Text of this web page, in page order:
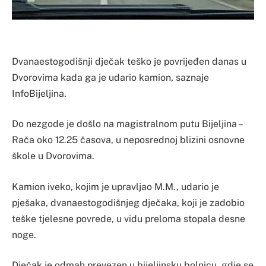
Dvanaestogodišnji dječak teško je povrijeđen danas u
Dvorovima kada ga je udario kamion, saznaje
InfoBijeljina.
Do nezgode je došlo na magistralnom putu Bijeljina –
Rača oko 12.25 časova, u neposrednoj blizini osnovne
škole u Dvorovima.
Kamion iveko, kojim je upravljao M.M., udario je
pješaka, dvanaestogodišnjeg dječaka, koji je zadobio
teške tjelesne povrede, u vidu preloma stopala desne
noge.